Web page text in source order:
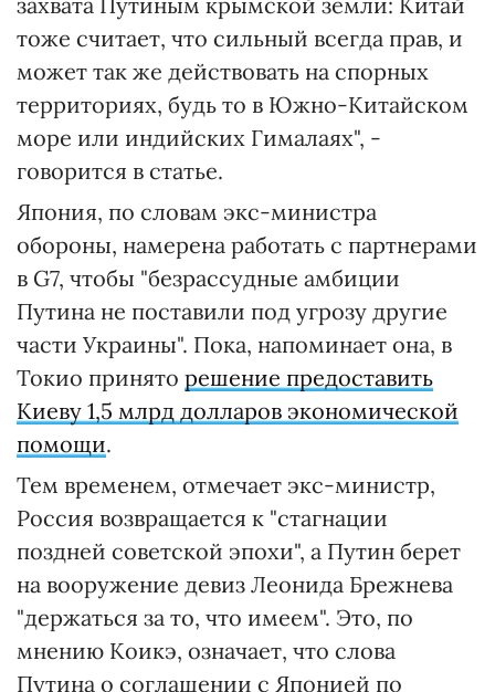
тоже считает, что сильный всегда прав, и
может так же действовать на спорных
территориях, будь то в Южно-Китайском
море или индийских Гималаях", -
говорится в статье.
Япония, по словам экс-министра
обороны, намерена работать с партнерами
в G7, чтобы "безрассудные амбиции
Путина не поставили под угрозу другие
части Украины". Пока, напоминает она, в
Токио принято решение предоставить
Киеву 1,5 млрд долларов экономической
помощи.
Тем временем, отмечает экс-министр,
Россия возвращается к "стагнации
поздней советской эпохи", а Путин берет
на вооружение девиз Леонида Брежнева
"держаться за то, что имеем". Это, по
мнению Коикэ, означает, что слова
Путина о соглашении с Японией по